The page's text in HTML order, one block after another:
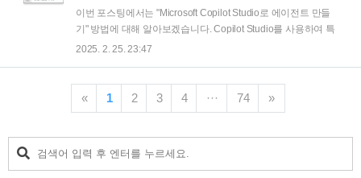
보기' 를 클릭 합니다. NotebookLM에 오신 것을 환영합니다. 팝
업 화면에서, '확인' 을 클릭 합니다. Notebo..
이번 포스팅에서는 "Microsoft Copilot Studio로 에이전트 만들
기" 방법에 대해 알아보겠습니다. Copilot Studio를 사용하여 특
정 웹 사이트 내용을 참조하여 질문에 응답을 하는 에이전트를
창이 발생하면, 안내 메세지 확인 후 '다음' 을 클릭 합니다.cf) 처
음 접속을 하면 아래 스샷과 같이 'Copilot Studio를 시작합니다!
번째 에이전트을(를) 만드는 템플릿으로 시작하세요.' 안내 창..
2025. 2. 25. 23:47
« 1 2 3 4 ··· 74 »